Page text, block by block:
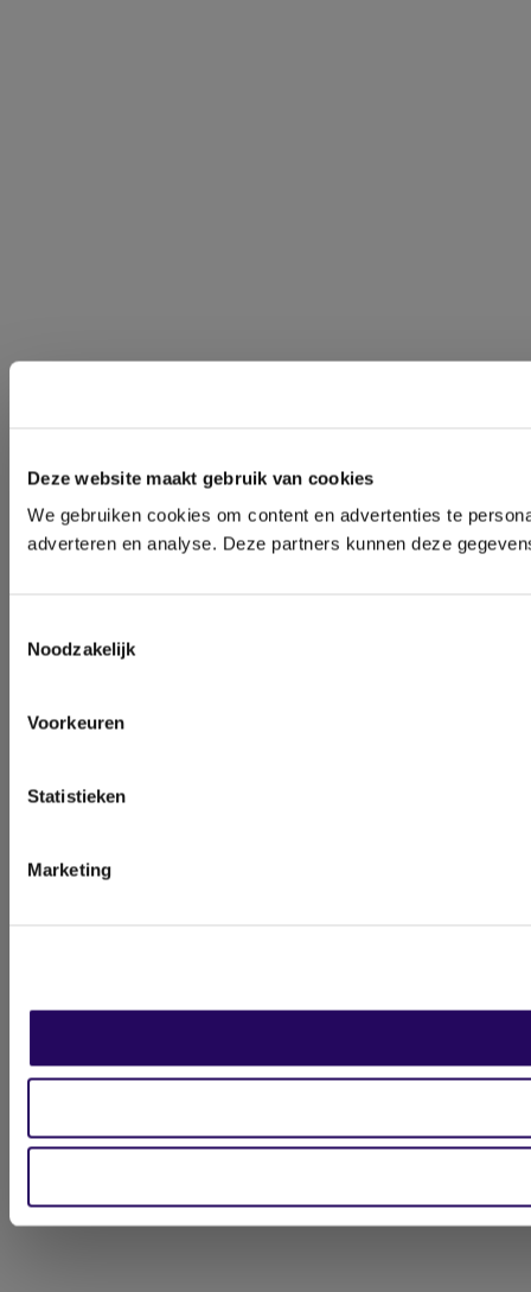
Deze website maakt gebruik van cookies
We gebruiken cookies om content en advertenties te
adverteren en analyse. Deze partners kunnen deze
Noodzakelijk
Voorkeuren
Statistieken
Marketing